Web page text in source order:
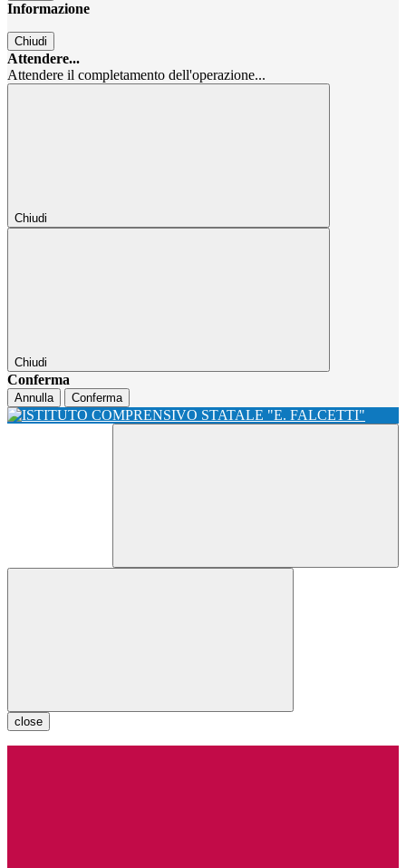
Informazione
Chiudi
Attendere...
Attendere il completamento dell'operazione...
Chiudi
Chiudi
Conferma
Annulla Conferma
close